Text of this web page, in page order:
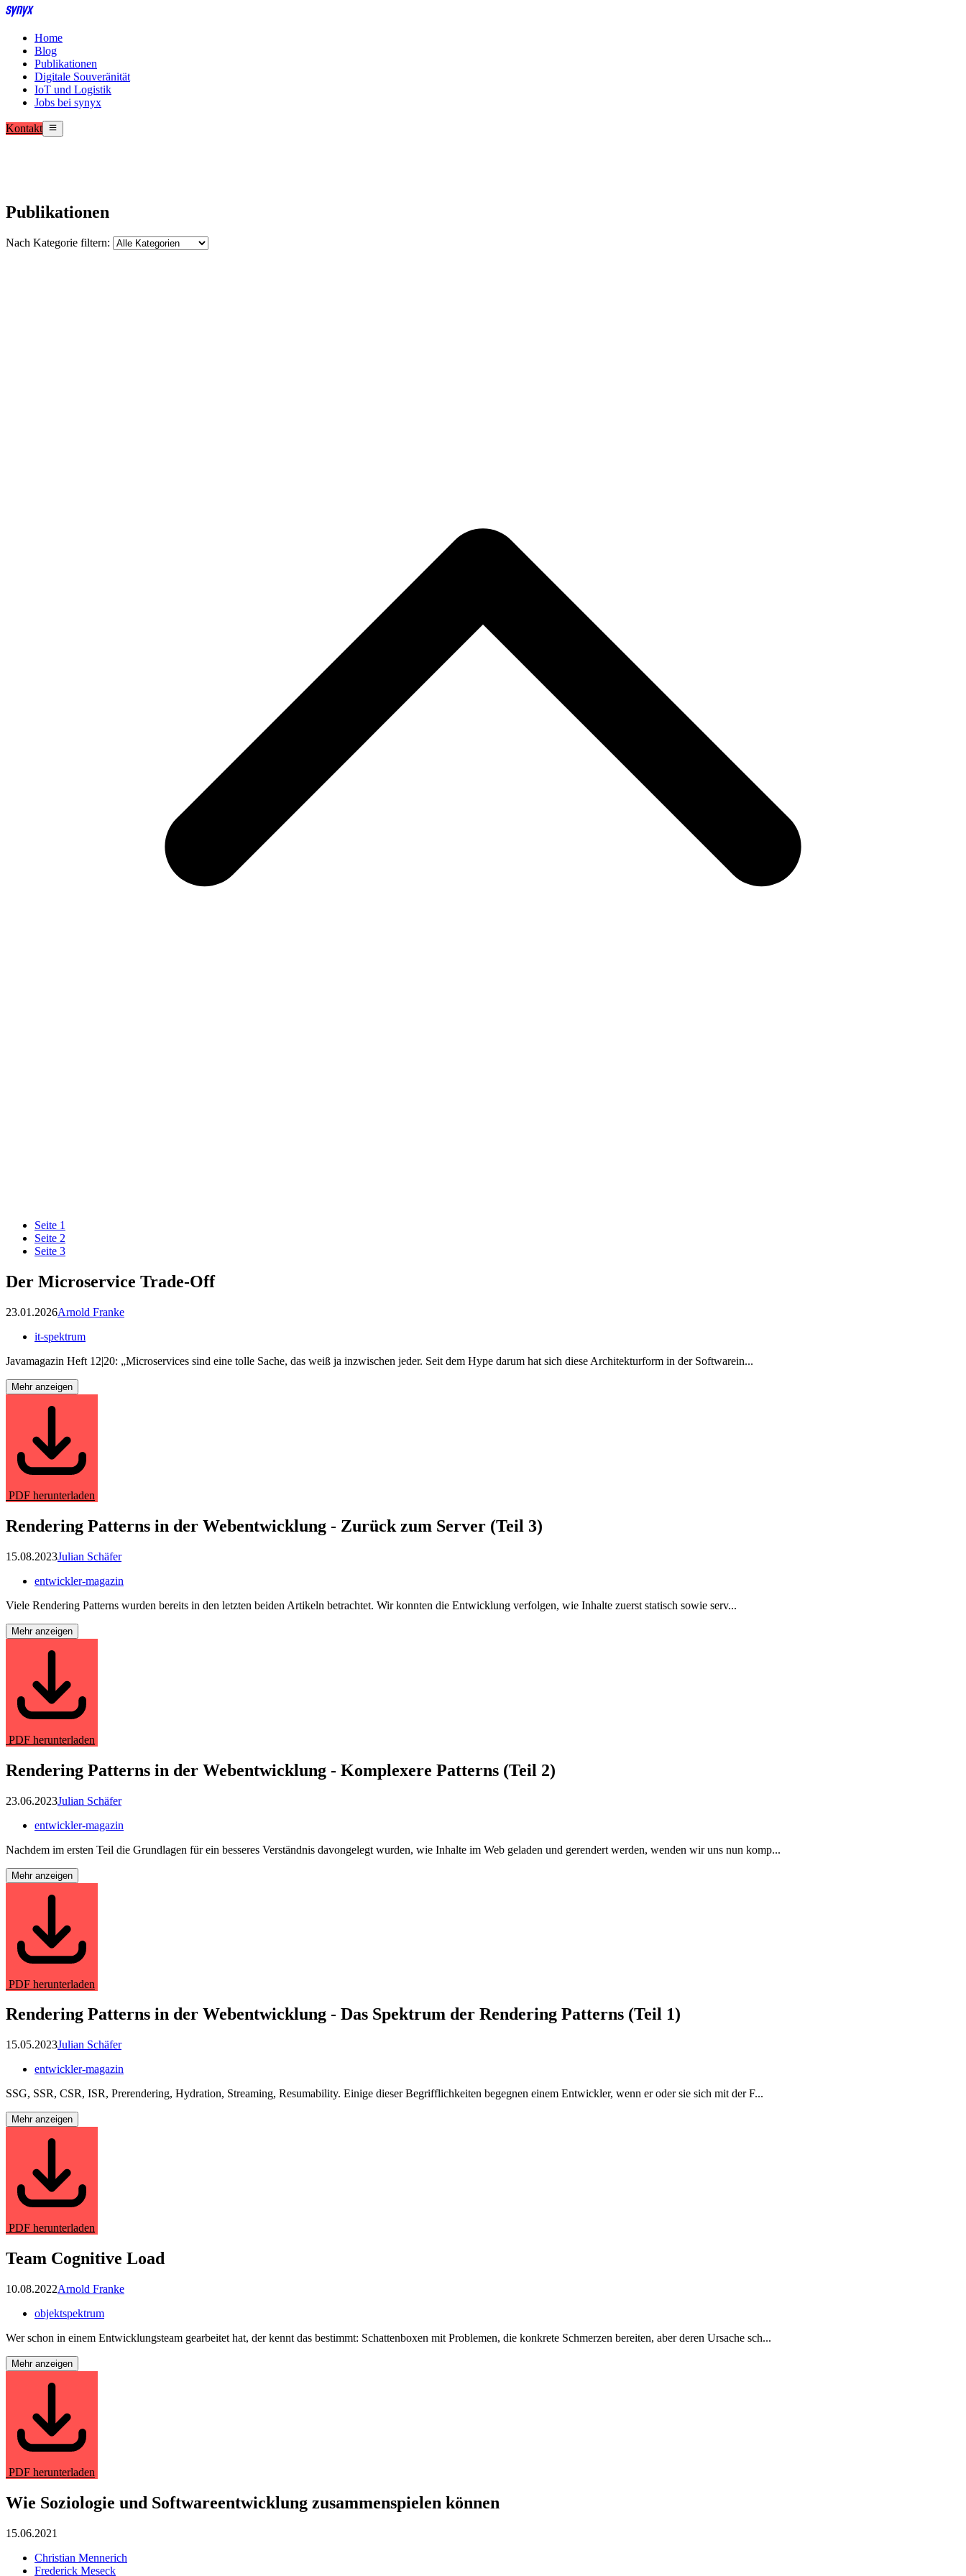
Home
Blog
Publikationen
Digitale Souveränität
IoT und Logistik
Jobs bei synyx
Kontakt
Publikationen
Nach Kategorie filtern:
Seite 1
Seite 2
Seite 3
Der Microservice Trade-Off
23.01.2026Arnold Franke
it-spektrum
Javamagazin Heft 12|20: „Microservices sind eine tolle Sache, das weiß ja inzwischen jeder. Seit dem Hype darum hat sich diese Architekturform in der Softwarein...
Mehr anzeigen
PDF herunterladen
Rendering Patterns in der Webentwicklung - Zurück zum Server (Teil 3)
15.08.2023Julian Schäfer
entwickler-magazin
Viele Rendering Patterns wurden bereits in den letzten beiden Artikeln betrachtet. Wir konnten die Entwicklung verfolgen, wie Inhalte zuerst statisch sowie serv...
Mehr anzeigen
PDF herunterladen
Rendering Patterns in der Webentwicklung - Komplexere Patterns (Teil 2)
23.06.2023Julian Schäfer
entwickler-magazin
Nachdem im ersten Teil die Grundlagen für ein besseres Verständnis davongelegt wurden, wie Inhalte im Web geladen und gerendert werden, wenden wir uns nun komp...
Mehr anzeigen
PDF herunterladen
Rendering Patterns in der Webentwicklung - Das Spektrum der Rendering Patterns (Teil 1)
15.05.2023Julian Schäfer
entwickler-magazin
SSG, SSR, CSR, ISR, Prerendering, Hydration, Streaming, Resumability. Einige dieser Begrifflichkeiten begegnen einem Entwickler, wenn er oder sie sich mit der F...
Mehr anzeigen
PDF herunterladen
Team Cognitive Load
10.08.2022Arnold Franke
objektspektrum
Wer schon in einem Entwicklungsteam gearbeitet hat, der kennt das bestimmt: Schattenboxen mit Problemen, die konkrete Schmerzen bereiten, aber deren Ursache sch...
Mehr anzeigen
PDF herunterladen
Wie Soziologie und Softwareentwicklung zusammenspielen können
15.06.2021
Christian Mennerich
Frederick Meseck